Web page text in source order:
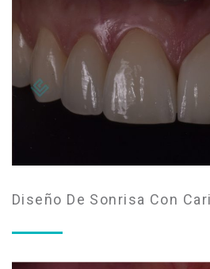
Diseño De Sonrisa Con